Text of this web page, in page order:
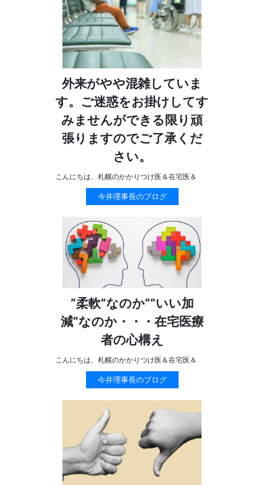
外来がやや混雑していま
す。ご迷惑をお掛けしてす
みませんができる限り頑
張りますのでご了承くだ
さい。
こんにちは、札幌のかかりつけ医＆在宅医＆
今井理事長のブログ
”柔軟”なのか””いい加
減”なのか・・・在宅医療
者の心構え
こんにちは、札幌のかかりつけ医＆在宅医＆
今井理事長のブログ